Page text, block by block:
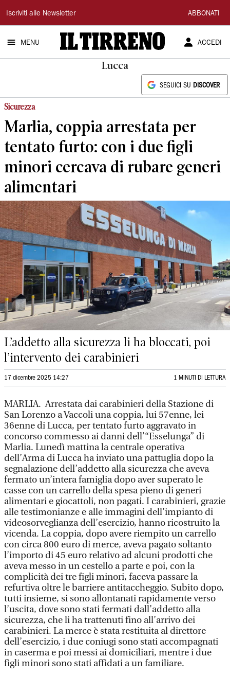
Il
Tirreno
Iscriviti alle Newsletter ABBONATI
MENU ACCEDI
Lucca
SEGUICI SU DISCOVER
Sicurezza
Marlia, coppia arrestata per
tentato furto: con i due figli
minori cercava di rubare generi
alimentari
L’addetto alla sicurezza li ha bloccati, poi
l’intervento dei carabinieri
17 dicembre 2025 14:27 1 MINUTI DI LETTURA
MARLIA. Arrestata dai carabinieri della Stazione di
San Lorenzo a Vaccoli una coppia, lui 57enne, lei
36enne di Lucca, per tentato furto aggravato in
concorso commesso ai danni dell’“Esselunga” di
Marlia. Lunedì mattina la centrale operativa
dell’Arma di Lucca ha inviato una pattuglia dopo la
segnalazione dell’addetto alla sicurezza che aveva
fermato un’intera famiglia dopo aver superato le
casse con un carrello della spesa pieno di generi
alimentari e giocattoli, non pagati. I carabinieri, grazie
alle testimonianze e alle immagini dell’impianto di
videosorveglianza dell’esercizio, hanno ricostruito la
vicenda. La coppia, dopo avere riempito un carrello
con circa 800 euro di merce, aveva pagato soltanto
l’importo di 45 euro relativo ad alcuni prodotti che
aveva messo in un cestello a parte e poi, con la
complicità dei tre figli minori, faceva passare la
refurtiva oltre le barriere antitaccheggio. Subito dopo,
tutti insieme, si sono allontanati rapidamente verso
l’uscita, dove sono stati fermati dall’addetto alla
sicurezza, che li ha trattenuti fino all’arrivo dei
carabinieri. La merce è stata restituita al direttore
dell’esercizio, i due coniugi sono stati accompagnati
in caserma e poi messi ai domiciliari, mentre i due
figli minori sono stati affidati a un familiare.